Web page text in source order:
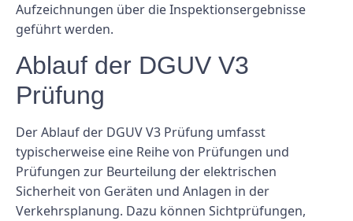
Aufzeichnungen über die Inspektionsergebnisse
geführt werden.
Ablauf der DGUV V3
Prüfung
Der Ablauf der DGUV V3 Prüfung umfasst
typischerweise eine Reihe von Prüfungen und
Prüfungen zur Beurteilung der elektrischen
Sicherheit von Geräten und Anlagen in der
Verkehrsplanung. Dazu können Sichtprüfungen,